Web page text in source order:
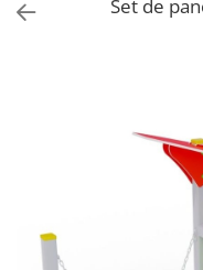
Complexe de joacă
Aparate fitness
Complexe WORKOUT
Set de